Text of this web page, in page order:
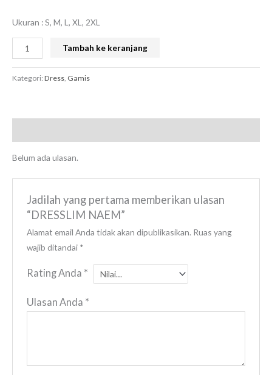
Ukuran : S, M, L, XL, 2XL
Tambah ke keranjang
Kategori:Dress, Gamis
Belum ada ulasan.
Jadilah yang pertama memberikan ulasan
“DRESSLIM NAEM”
Alamat email Anda tidak akan dipublikasikan. Ruas yang
wajib ditandai *
Rating Anda *
Ulasan Anda *